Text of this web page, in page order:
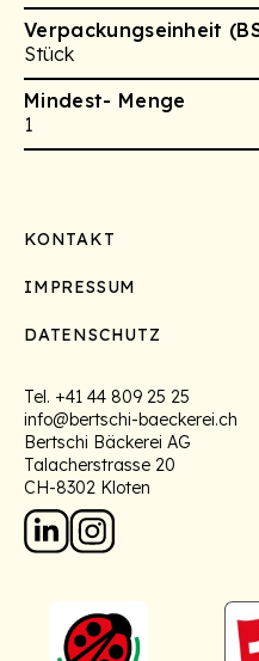
Verpackungseinheit
Stück
Mindest- Menge
1
Footer
KONTAKT
IMPRESSUM
DATENSCHUTZ
Tel. +41 44 809 25 25
info@bertschi-baeckerei.ch
Bertschi Bäckerei AG
Talacherstrasse 20
CH-8302 Kloten